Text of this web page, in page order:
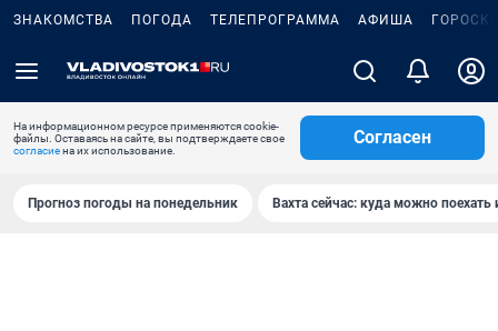
ЗНАКОМСТВА ПОГОДА ТЕЛЕПРОГРАММА АФИША
На информационном ресурсе применяются cookie-
файлы. Оставаясь на сайте, вы подтверждаете свое
согласиена их использование.
Согласен
Прогноз погоды на понедельник Вахта сейчас: куда можно поехать